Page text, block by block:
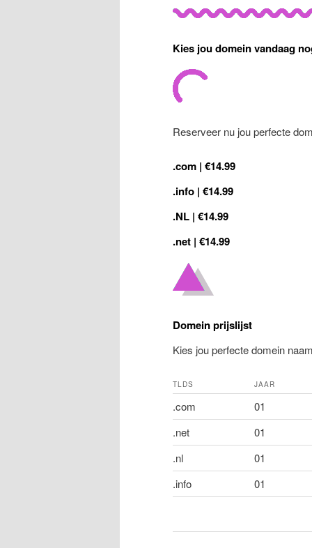
Kies jou domein vandaag
Reserveer nu jou perfecte
.com | €14.99
.info | €14.99
.NL | €14.99
.net | €14.99
Domein prijslijst
Kies jou perfecte domein
TLDS JAAR
.com
01
.net
01
.nl
01
.info
01